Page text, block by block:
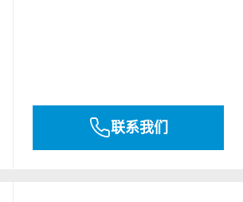
联系我们